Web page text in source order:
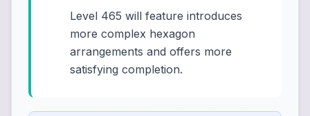
Level 465 will feature introduces
more complex hexagon
arrangements and offers more
satisfying completion.